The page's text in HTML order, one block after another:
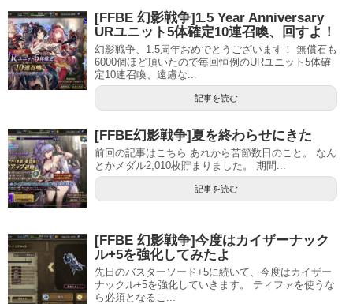
[FFBE 幻影戦争]1.5 Year Anniversary
URユニット5体確定10連召喚、回すよ！
幻影戦争、1.5周年おめでとうございます！ 無償石も
6000個ほど頂いたので毎回恒例のURユニット5体確
定10連召喚、遠慮な...
記事を読む
[FFBE幻影戦争]夏を終わらせにきた
前回の記事はこちら あれから苦節数日のこと。 なん
とかメダル2,010枚貯まりました。 期間...
記事を読む
[FFBE 幻影戦争]今度はカイザーナック
ル+5を強化してみたよ
先日のバスターソード+5に続いて、今度はカイザー
ナックル+5を強化していきます。 ティファを使うな
ら必須となるこ...